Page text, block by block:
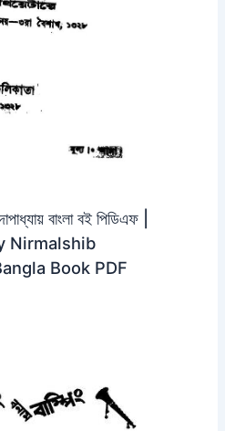
বাংলা বই পিডিএফ |
Nirmalshib
Book PDF